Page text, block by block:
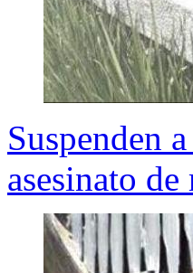
Suspenden
asesinato